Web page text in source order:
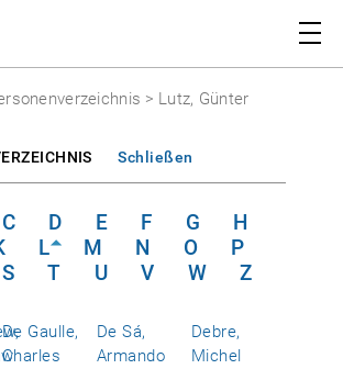
> Lutz, Günter
Schließen
C D E F G
H
L M N O
P
S T U V W Z
De Gaulle,
Charles
De Sá,
Armando
Debre,
Michel